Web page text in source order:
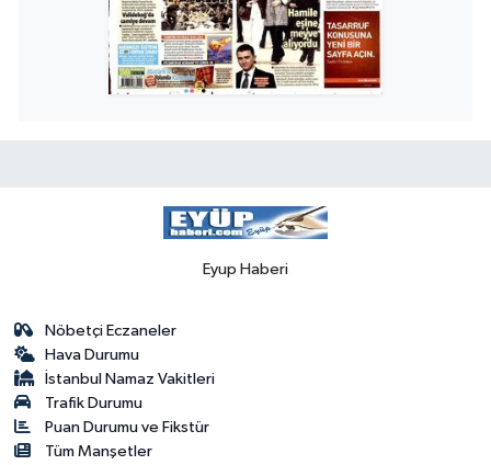
Eyup Haberi
Nöbetçi Eczaneler
Hava Durumu
İstanbul Namaz Vakitleri
Trafik Durumu
Puan Durumu ve Fikstür
Tüm Manşetler